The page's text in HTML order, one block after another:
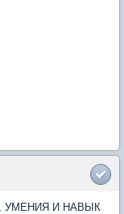
УМЕНИЯ И НАВЫК